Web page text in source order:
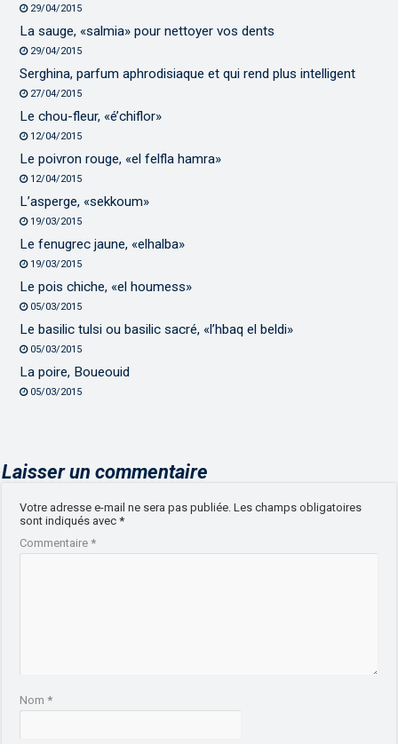
29/04/2015
La sauge, «salmia» pour nettoyer vos dents
29/04/2015
Serghina, parfum aphrodisiaque et qui rend plus intelligent
27/04/2015
Le chou-fleur, «é’chiflor»
12/04/2015
Le poivron rouge, «el felfla hamra»
12/04/2015
L’asperge, «sekkoum»
19/03/2015
Le fenugrec jaune, «elhalba»
19/03/2015
Le pois chiche, «el houmess»
05/03/2015
Le basilic tulsi ou basilic sacré, «l’hbaq el beldi»
05/03/2015
La poire, Boueouid
05/03/2015
Laisser un commentaire
Votre adresse e-mail ne sera pas publiée. Les champs obligatoires
sont indiqués avec*
Commentaire*
Nom*